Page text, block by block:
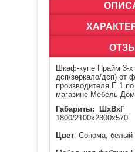
Шкаф-купе Прайм 3-
дсп/зеркало/дсп) от
производителя Е 1
магазине Мебель
Габариты: ШхВхГ
1800/2100x2300x570
Цвет: Сонома, белый